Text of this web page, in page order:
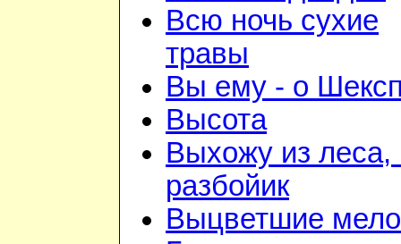
Всю ночь сухие
травы
Вы ему - о
Высота
Выхожу из леса,
разбойик
Выцветшие